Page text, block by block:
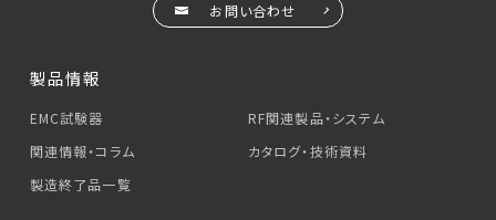
お問い合わせ
製品情報
EMC試験器
RF関連製品・システム
関連情報・コラム
カタログ・技術資料
製造終了品一覧